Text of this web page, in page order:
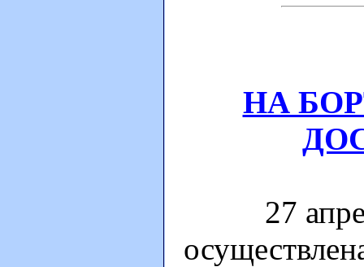
НА
27